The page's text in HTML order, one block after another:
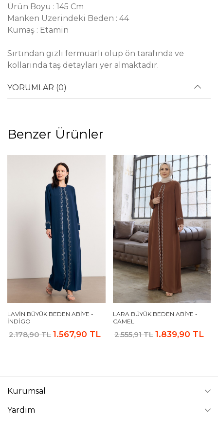
Ürün Boyu : 145 Cm
Manken Üzerindeki Beden : 44
Kumaş : Etamin
Sırtından gizli fermuarlı olup ön tarafında ve
kollarında taş detayları yer almaktadır.
YORUMLAR (0)
Benzer Ürünler
LAVIN BÜYÜK BEDEN ABIYE -
İNDIGO
2.178,90 TL 1.567,90 TL
LARA BÜYÜK BEDEN ABIYE -
CAMEL
2.555,91 TL 1.839,90 TL
Kurumsal
Yardım